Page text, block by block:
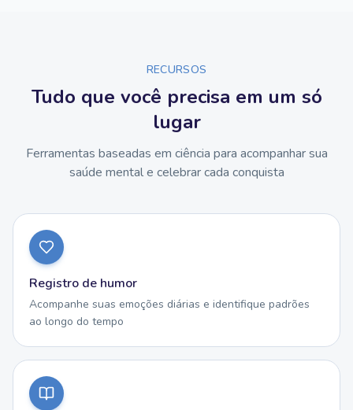
RECURSOS
Tudo que você precisa em um só
lugar
Ferramentas baseadas em ciência para acompanhar sua
saúde mental e celebrar cada conquista
Registro de humor
Acompanhe suas emoções diárias e identifique padrões
ao longo do tempo